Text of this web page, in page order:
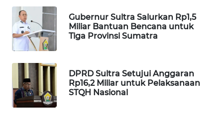
Gubernur Sultra Salurkan Rp1,5
Miliar Bantuan Bencana untuk
Tiga Provinsi Sumatra
DPRD Sultra Setujui Anggaran
Rp16,2 Miliar untuk Pelaksanaan
STQH Nasional
TAMBANG
NEWS
SITUNGIR
SIDIKALANG
NEWS